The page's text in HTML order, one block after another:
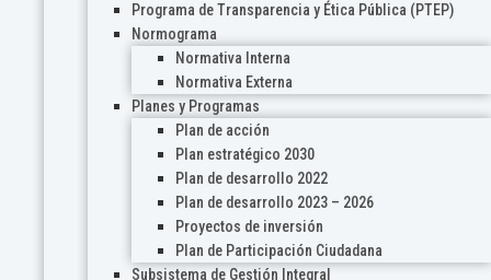
Programa de Transparencia y Ética Pública (PTEP)
Normograma
Normativa Interna
Normativa Externa
Planes y Programas
Plan de acción
Plan estratégico 2030
Plan de desarrollo 2022
Plan de desarrollo 2023 – 2026
Proyectos de inversión
Plan de Participación Ciudadana
Subsistema de Gestión Integral